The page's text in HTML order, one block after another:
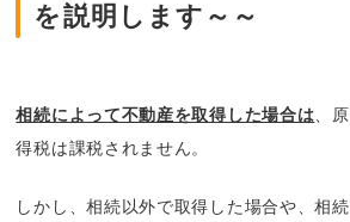
を説明します～～
相続によって不動産を取得した場合は 、
得税は課税されません。
しかし、相続以外で取得した場合や、相